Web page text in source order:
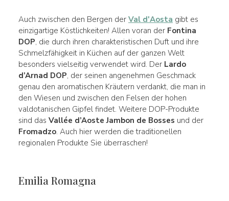
Auch zwischen den Bergen der Val d'Aosta gibt es
einzigartige Köstlichkeiten! Allen voran der Fontina
DOP, die durch ihren charakteristischen Duft und ihre
Schmelzfähigkeit in Küchen auf der ganzen Welt
besonders vielseitig verwendet wird. Der Lardo
d’Arnad DOP, der seinen angenehmen Geschmack
genau den aromatischen Kräutern verdankt, die man in
den Wiesen und zwischen den Felsen der hohen
valdotanischen Gipfel findet. Weitere DOP-Produkte
sind das Vallée d’Aoste Jambon de Bosses und der
Fromadzo. Auch hier werden die traditionellen
regionalen Produkte Sie überraschen!
Emilia Romagna